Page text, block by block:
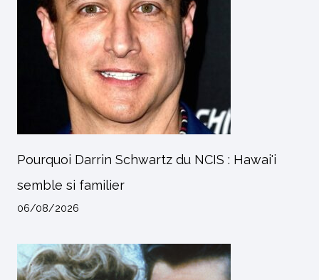
Pourquoi Darrin Schwartz du NCIS : Hawai'i
semble si familier
06/08/2026